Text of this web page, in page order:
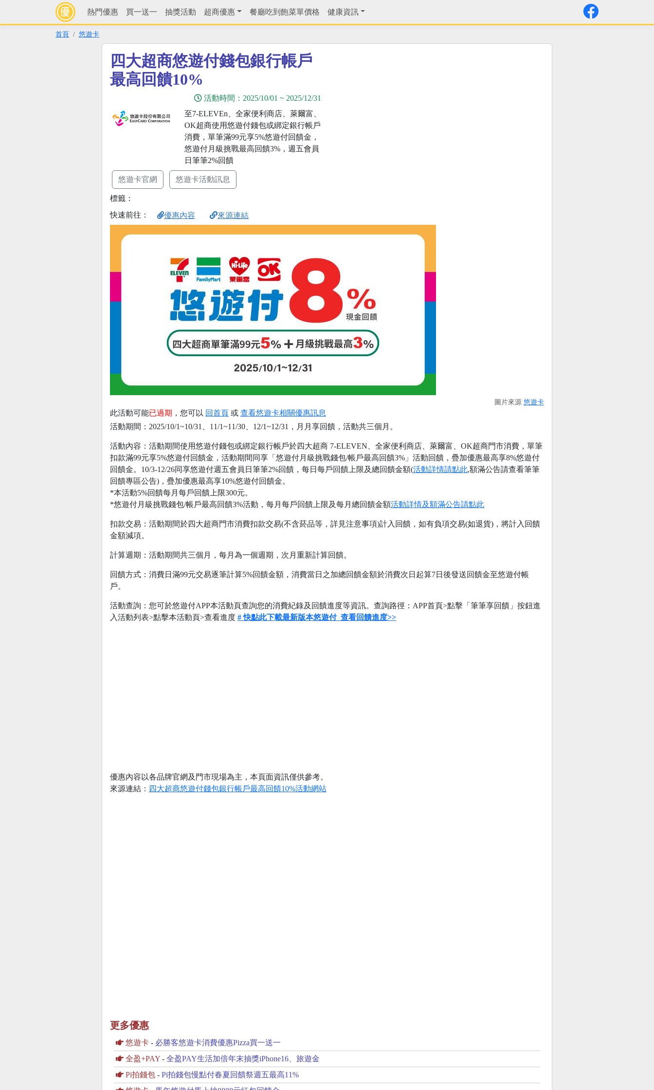
熱門優惠 買一送一 抽獎活動 超商優惠 餐廳吃到飽菜單價格 健康資訊
首頁 悠遊卡
四大超商悠遊付錢包銀行帳戶
最高回饋10%
活動時間： 2025/10/01 ~ 2025/12/31
至7-ELEVEn、全家便利商店、萊爾富、
OK超商使用悠遊付錢包或綁定銀行帳戶
消費，單筆滿99元享5%悠遊付回饋金，
悠遊付月級挑戰最高回饋3%，週五會員
日筆筆2%回饋
悠遊卡官網 悠遊卡活動訊息
標籤：
快速前往：
優惠內容 來源連結
圖片來源 悠遊卡
此活動可能已過期 ，您可以 回首頁 或 查看悠遊卡相關優惠訊息
活動期間：2025/10/1~10/31、11/1~11/30、12/1~12/31，月月享回饋，活動共三個月。
活動內容：活動期間使用悠遊付錢包或綁定銀行帳戶於四大超商 7-ELEVEN、全家便利商店、萊爾富、OK超商門市消費，單筆
扣款滿99元享5%悠遊付回饋金，活動期間同享「悠遊付月級挑戰錢包/帳戶最高回饋3%」活動回饋，疊加優惠最高享8%悠遊付
回饋金。10/3-12/26同享悠遊付週五會員日筆筆2%回饋，每日每戶回饋上限及總回饋金額(活動詳情請點此,額滿公告請查看筆筆
回饋專區公告)，疊加優惠最高享10%悠遊付回饋金。
*本活動5%回饋每月每戶回饋上限300元。
*悠遊付月級挑戰錢包/帳戶最高回饋3%活動，每月每戶回饋上限及每月總回饋金額活動詳情及額滿公告請點此
扣款交易：活動期間於四大超商門市消費扣款交易(不含菸品等，詳見注意事項)計入回饋，如有負項交易(如退貨)，將計入回饋
金額減項。
計算週期：活動期間共三個月，每月為一個週期，次月重新計算回饋。
回饋方式：消費日滿99元交易逐筆計算5%回饋金額，消費當日之加總回饋金額於消費次日起算7日後發送回饋金至悠遊付帳
戶。
活動查詢：您可於悠遊付APP本活動頁查詢您的消費紀錄及回饋進度等資訊。查詢路徑：APP首頁>點擊「筆筆享回饋」按鈕進
入活動列表>點擊本活動頁>查看進度 #快點此下載最新版本悠遊付 查看回饋進度>>
優惠內容以各品牌官網及門市現場為主，本頁面資訊僅供參考。
來源連結： 四大超商悠遊付錢包銀行帳戶最高回饋10%活動網站
更多優惠
悠遊卡 - 必勝客悠遊卡消費優惠Pizza買一送一
全盈+PAY - 全盈PAY生活加倍年末抽獎iPhone16、旅遊金
Pi拍錢包 - Pi拍錢包慢點付春夏回饋祭週五最高11%